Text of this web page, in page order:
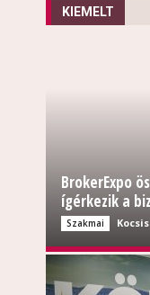
KIEMELT
BrokerExpo
ígérkezik a
Szakmai